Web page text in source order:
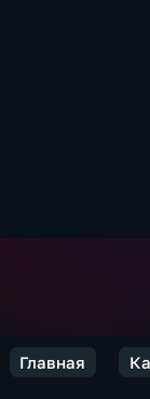
Главная